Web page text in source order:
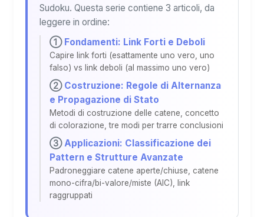
Sudoku. Questa serie contiene 3 articoli, da
leggere in ordine:
① Fondamenti: Link Forti e Deboli
Capire link forti (esattamente uno vero, uno
falso) vs link deboli (al massimo uno vero)
② Costruzione: Regole di Alternanza
e Propagazione di Stato
Metodi di costruzione delle catene, concetto
di colorazione, tre modi per trarre conclusioni
③ Applicazioni: Classificazione dei
Pattern e Strutture Avanzate
Padroneggiare catene aperte/chiuse, catene
mono-cifra/bi-valore/miste (AIC), link
raggruppati